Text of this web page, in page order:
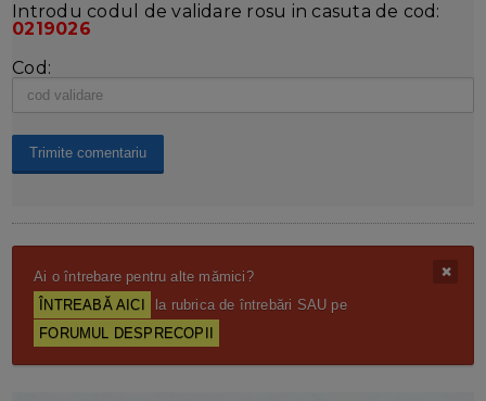
Introdu codul de validare rosu in casuta de cod:
0219026
Cod:
Ai o întrebare pentru alte mămici?
ÎNTREABĂ AICI
la rubrica de întrebări SAU pe
FORUMUL DESPRECOPII